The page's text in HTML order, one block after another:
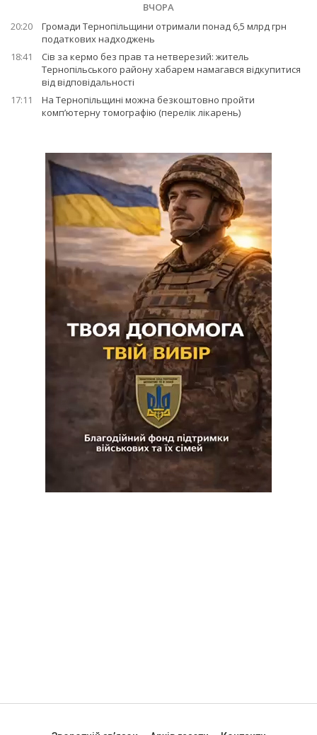
ВЧОРА
20:20
Громади Тернопільщини отримали понад 6,5 млрд грн
податкових надходжень
18:41
Сів за кермо без прав та нетверезий: житель
Тернопільського району хабарем намагався відкупитися
від відповідальності
17:11
На Тернопільщині можна безкоштовно пройти
комп’ютерну томографію (перелік лікарень)